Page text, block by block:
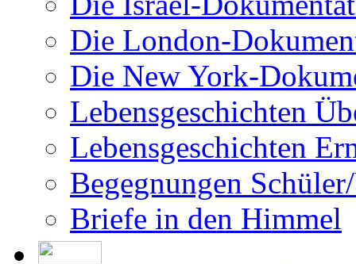
Die London-
Die New York-
Lebensgeschichten
Lebensgeschichten
Begegnungen
Briefe in den Himmel